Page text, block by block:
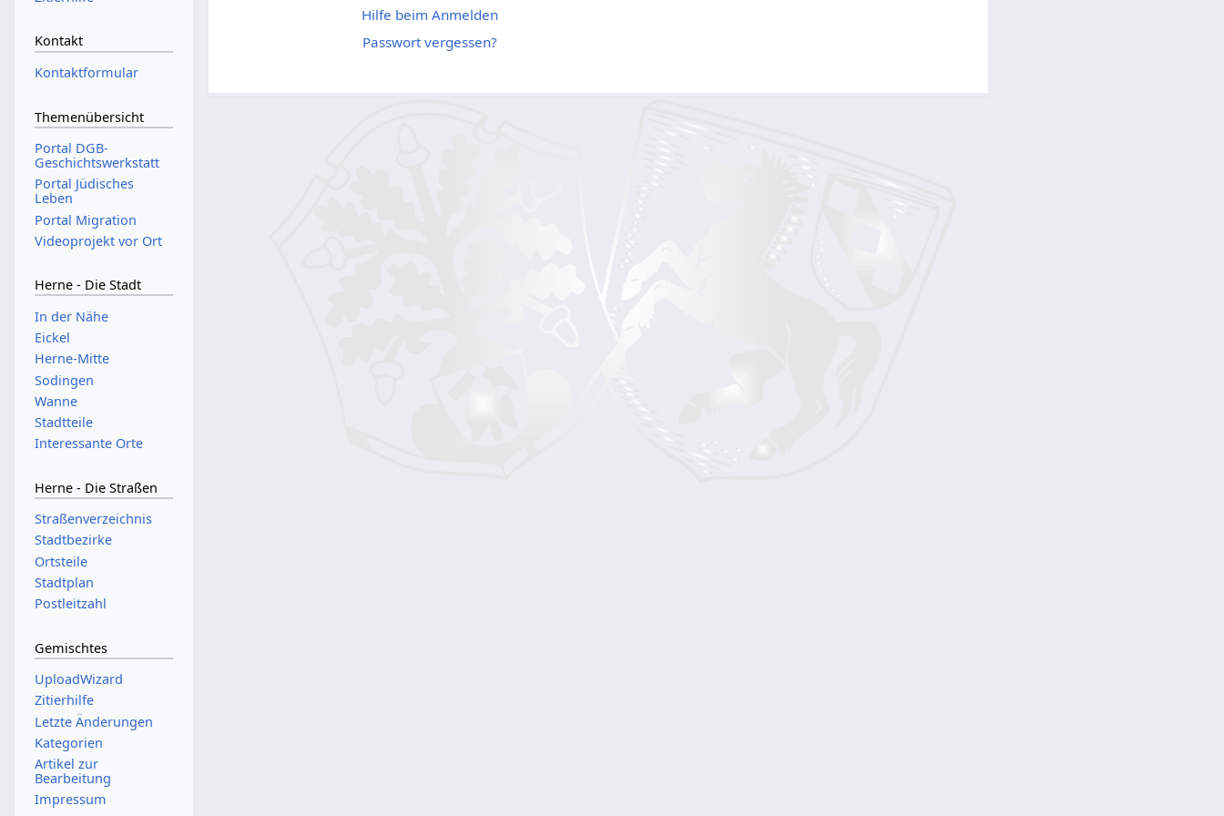
Hilfe beim Anmelden
Passwort vergessen?
Kontakt
Kontaktformular
Themenübersicht
Portal DGB-
Geschichtswerkstatt
Portal Jüdisches
Leben
Portal Migration
Videoprojekt vor Ort
Herne - Die Stadt
In der Nähe
Eickel
Herne-Mitte
Sodingen
Wanne
Stadtteile
Interessante Orte
Herne - Die Straßen
Straßenverzeichnis
Stadtbezirke
Ortsteile
Stadtplan
Postleitzahl
Gemischtes
UploadWizard
Zitierhilfe
Letzte Änderungen
Kategorien
Artikel zur
Bearbeitung
Impressum